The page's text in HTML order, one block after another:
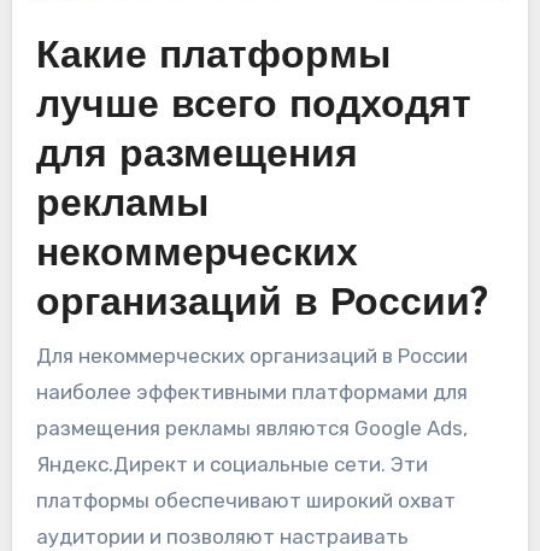
Какие платформы
лучше всего подходят
для размещения
рекламы
некоммерческих
организаций в России?
Для некоммерческих организаций в России
наиболее эффективными платформами для
размещения рекламы являются Google Ads,
Яндекс.Директ и социальные сети. Эти
платформы обеспечивают широкий охват
аудитории и позволяют настраивать